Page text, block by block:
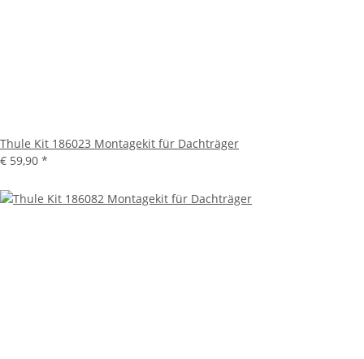
Thule Kit 186023 Montagekit für Dachträger
€ 59,90 *